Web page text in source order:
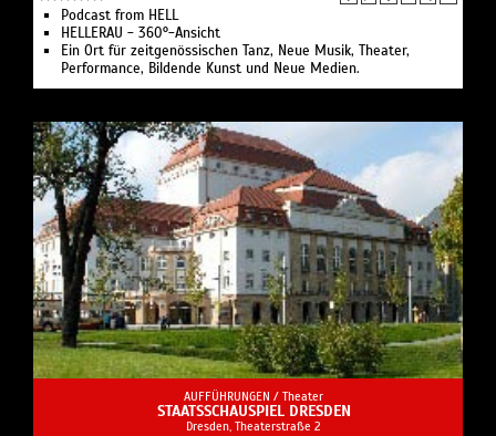
Podcast from HELL
HELLERAU - 360°-Ansicht
Ein Ort für zeitgenössischen Tanz, Neue Musik, Theater,
Performance, Bildende Kunst und Neue Medien.
AUFFÜHRUNGEN / Theater
STAATSSCHAUSPIEL DRESDEN
Dresden, Theaterstraße 2